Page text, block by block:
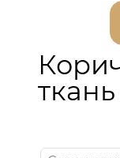
ткань